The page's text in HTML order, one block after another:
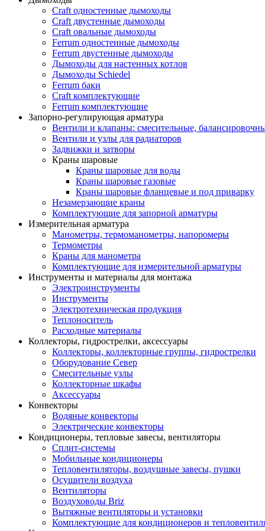
Craft одностенные дымоходы
Craft двустенные дымоходы
Craft овальные дымоходы
Ferrum одностенные дымоходы
Ferrum двустенные дымоходы
Дымоходы для настенных котлов
Дымоходы Schiedel
Ferrum баки
Craft комплектующие
Ferrum комплектующие
Запорно-регулирующая арматура
Вентили и клапаны: смесительные,
Вентили и узлы для радиаторов
Задвижки и затворы
Краны шаровые
Краны шаровые для воды
Краны шаровые газовые
Краны шаровые фланцевые и под приварку
Незамерзающие краны
Комплектующие для запорной арматуры
Измерительная арматура
Манометры, термоманометры, напоромеры
Термометры
Краны для манометра
Комплектующие для измерительной арматуры
Инструменты и материалы для монтажа
Электроинструменты
Инструменты
Электротехническая продукция
Теплоноситель
Расходные материалы
Коллекторы, гидрострелки, аксессуары
Коллекторы, коллекторные группы, гидрострелки
Оборудование Север
Смесительные узлы
Коллекторные шкафы
Аксессуары
Конвекторы
Водяные конвекторы
Электрические конвекторы
Кондиционеры, тепловые завесы, вентиляторы
Сплит-системы
Мобильные кондиционеры
Тепловентиляторы, воздушные завесы, пушки
Осушители воздуха
Вентиляторы
Воздуховоды Briz
Вытяжные вентиляторы и установки
Комплектующие для кондиционеров и